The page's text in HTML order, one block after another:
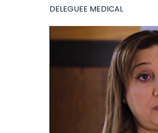
DELEGUEE MEDICAL